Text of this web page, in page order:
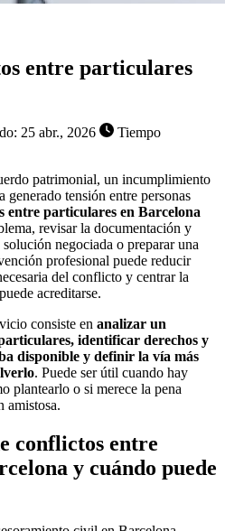
entre particulares
25 abr., 2026
Tiempo
patrimonial, un incumplimiento
generado tensión entre personas
entre particulares en Barcelona
revisar la documentación y
negociada o preparar una
profesional puede reducir
del conflicto y centrar la
acreditarse.
consiste en analizar un
identificar derechos y
disponible y definir la vía más
. Puede ser útil cuando hay
plantearlo o si merece la pena
amistosa.
conflictos entre
y cuándo puede